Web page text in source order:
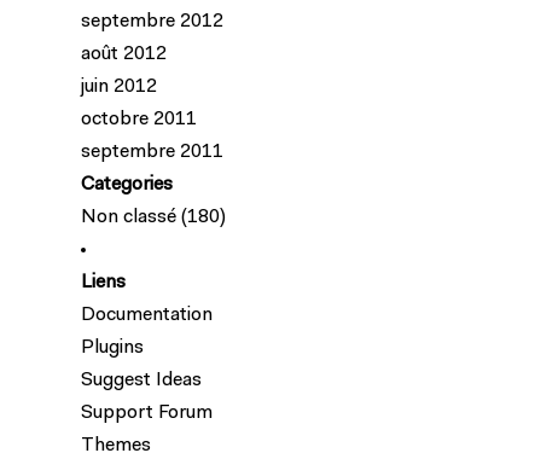
septembre 2012
août 2012
juin 2012
octobre 2011
septembre 2011
Categories
Non classé (180)
Liens
Documentation
Plugins
Suggest Ideas
Support Forum
Themes